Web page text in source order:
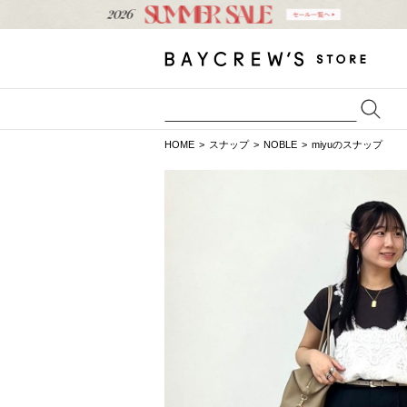
HOME スナップ NOBLE miyuのスナップ